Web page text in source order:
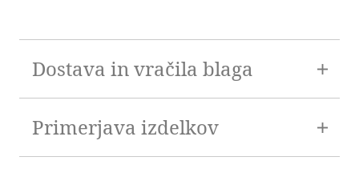
Dostava in vračila blaga
Primerjava izdelkov